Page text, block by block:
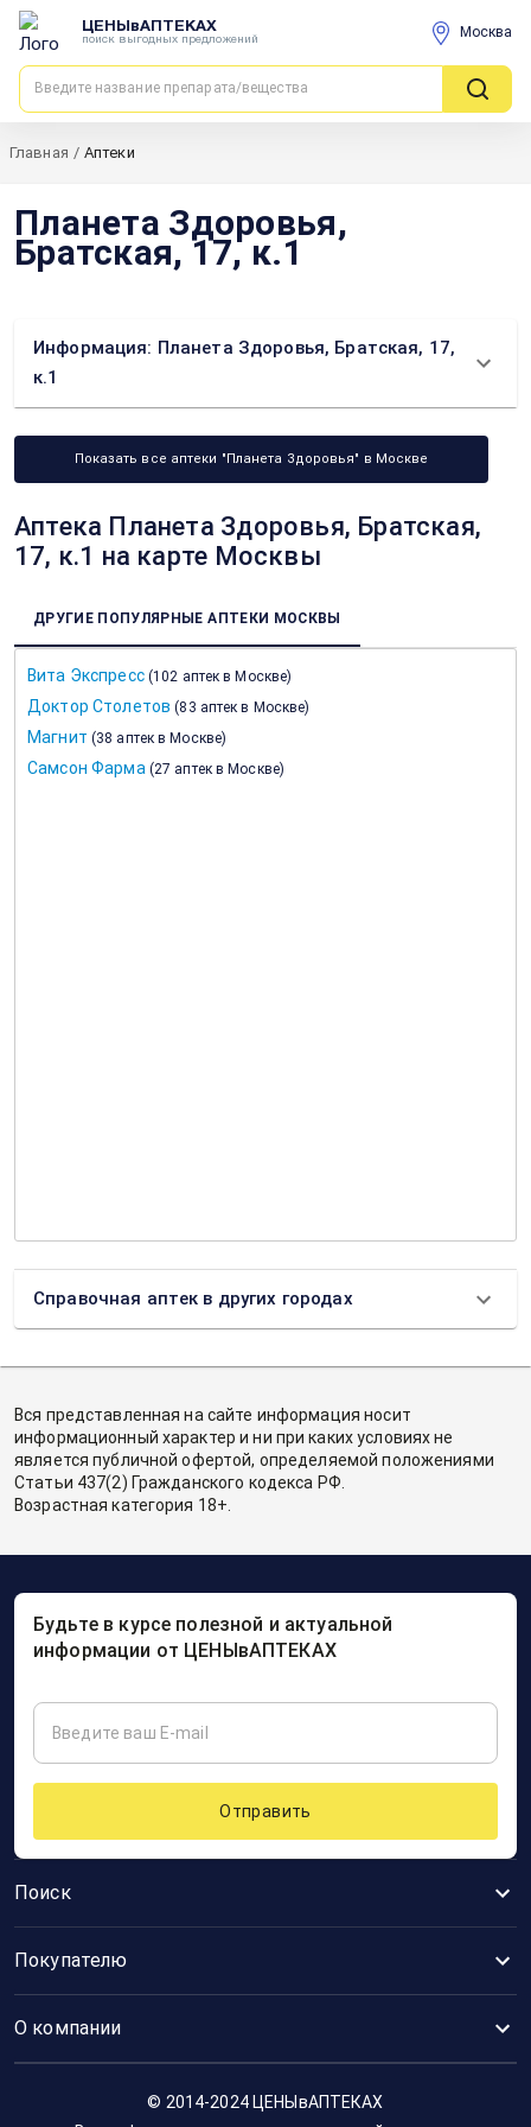
ЦЕНЫвАПТЕКАХ
поиск выгодных предложений Москва
Главная / Аптеки
Планета Здоровья,
Братская, 17, к.1
Информация: Планета Здоровья, Братская, 17,
к.1
Показать все аптеки "Планета Здоровья" в Москве
Аптека Планета Здоровья, Братская,
17, к.1 на карте Москвы
ДРУГИЕ ПОПУЛЯРНЫЕ АПТЕКИ МОСКВЫ
Вита Экспресс (102 аптек в Москве)
Доктор Столетов (83 аптек в Москве)
Магнит (38 аптек в Москве)
Самсон Фарма (27 аптек в Москве)
Справочная аптек в других городах
Вся представленная на сайте информация носит
информационный характер и ни при каких условиях не
является публичной офертой, определяемой положениями
Статьи 437(2) Гражданского кодекса РФ.
Возрастная категория 18+.
Поиск
Покупателю
О компании
Будьте в курсе полезной и актуальной
информации от ЦЕНЫвАПТЕКАХ
Отправить
© 2014-2024 ЦЕНЫвАПТЕКАХ